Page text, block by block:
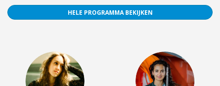
HELE PROGRAMMA BEKIJKEN